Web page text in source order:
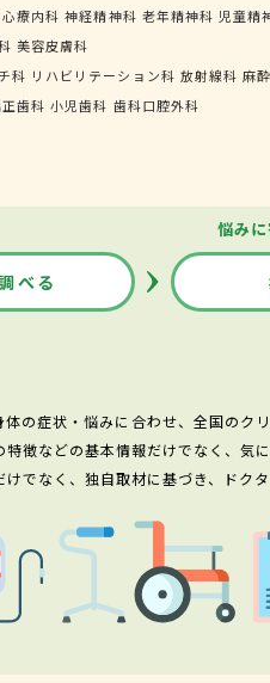
心療内科 神経精神科 老年精神科 児童精
美容皮膚科
科 リハビリテーション科 放射線科 麻
歯科 小児歯科 歯科口腔外科
悩み
べる
体の症状・悩みに合わせ、全国のク
徴などの基本情報だけでなく、気
けでなく、独自取材に基づき、ドク